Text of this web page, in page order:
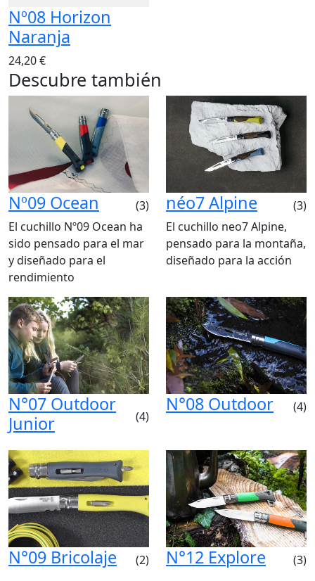
Nº08 Horizon
Naranja
24,20 €
Descubre también
Nº09 Ocean
(3)
El cuchillo Nº09 Ocean ha
sido pensado para el mar
y diseñado para el
rendimiento
néo7 Alpine
(3)
El cuchillo neo7 Alpine,
pensado para la montaña,
diseñado para la acción
N°07 Outdoor
Junior
(4)
N°08 Outdoor (4)
N°09 Bricolaje (2) N°12 Explore (3)